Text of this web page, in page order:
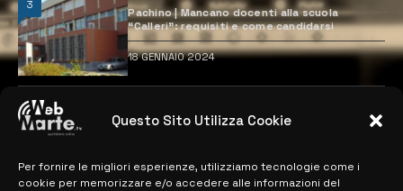
Questo Sito Utilizza Cookie
Per fornire le migliori esperienze, utilizziamo tecnologie come i
cookie per memorizzare e/o accedere alle informazioni del
3
Pachino | Mancano docenti alla scuola
“Calleri”: requisiti e come candidarsi
18 GENNAIO 2024
4
Catania | Opportunità di lavoro con St
Microelectronics: centinaia di assunzioni